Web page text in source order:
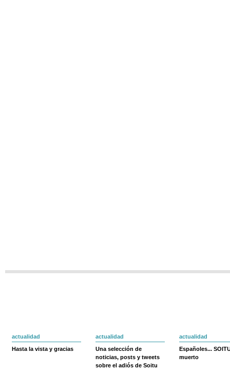
actualidad
Hasta la vista y gracias
actualidad
Una selección de
noticias, posts y tweets
sobre el adiós de Soitu
actualidad
Españoles...
muerto